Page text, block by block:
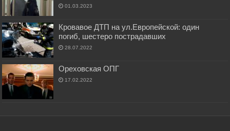
01.03.2023
Кровавое ДТП на ул.Европейской: один
погиб, шестеро пострадавших
28.07.2022
Ореховская ОПГ
17.02.2022